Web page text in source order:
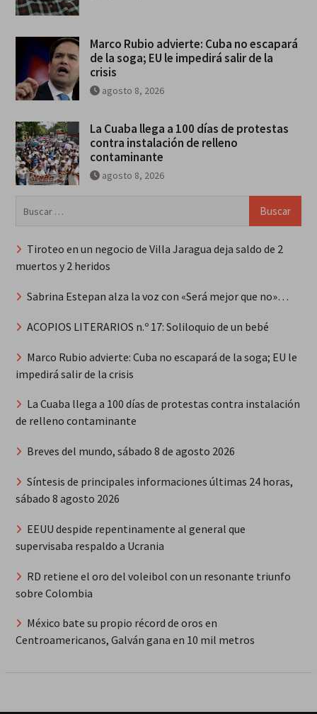
Marco Rubio advierte: Cuba no escapará
de la soga; EU le impedirá salir de la
crisis
agosto 8, 2026
La Cuaba llega a 100 días de protestas
contra instalación de relleno
contaminante
agosto 8, 2026
Tiroteo en un negocio de Villa Jaragua deja saldo de 2
muertos y 2 heridos
Sabrina Estepan alza la voz con «Será mejor que no»…
ACOPIOS LITERARIOS n.º 17: Soliloquio de un bebé
Marco Rubio advierte: Cuba no escapará de la soga; EU le
impedirá salir de la crisis
La Cuaba llega a 100 días de protestas contra instalación
de relleno contaminante
Breves del mundo, sábado 8 de agosto 2026
Síntesis de principales informaciones últimas 24 horas,
sábado 8 agosto 2026
EEUU despide repentinamente al general que
supervisaba respaldo a Ucrania
RD retiene el oro del voleibol con un resonante triunfo
sobre Colombia
México bate su propio récord de oros en
Centroamericanos, Galván gana en 10 mil metros